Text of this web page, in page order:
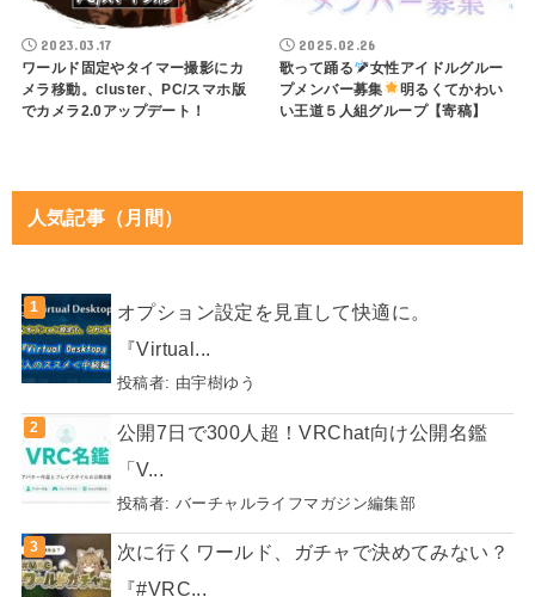
2023.03.17
ワールド固定やタイマー撮影にカ
メラ移動。cluster、PC/スマホ版
でカメラ2.0アップデート！
2025.02.26
歌って踊る
女性アイドルグルー
プメンバー募集
明るくてかわい
い王道５人組グループ【寄稿】
人気記事（月間）
オプション設定を見直して快適に。
『Virtual...
投稿者: 由宇樹ゆう
公開7日で300人超！VRChat向け公開名鑑
「V...
投稿者: バーチャルライフマガジン編集部
次に行くワールド、ガチャで決めてみない？
『#VRC...